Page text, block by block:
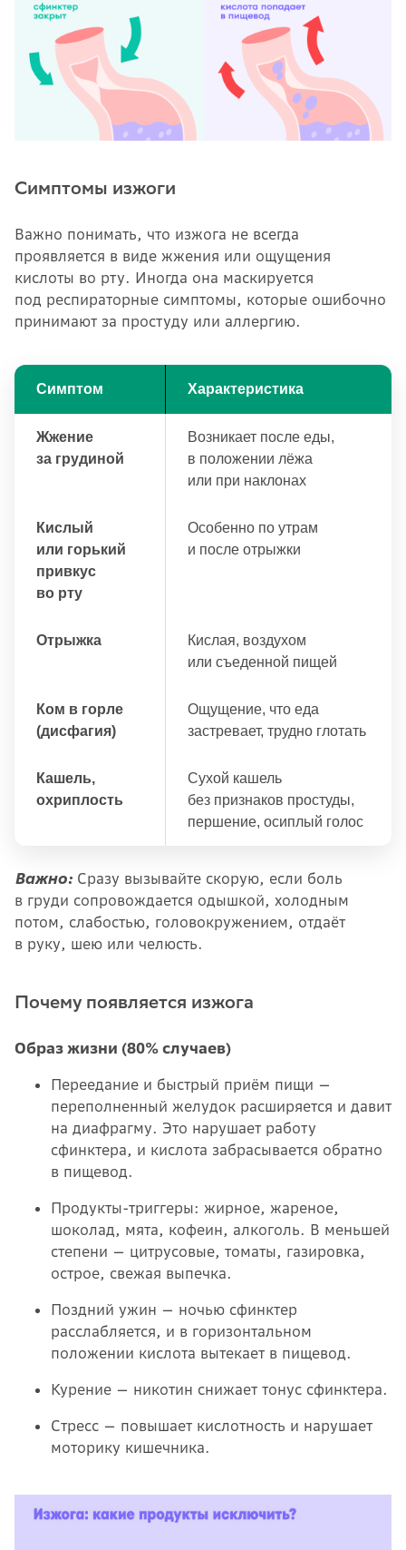
Симптомы изжоги
Важно понимать, что изжога не всегда
проявляется в виде жжения или ощущения
кислоты во рту. Иногда она маскируется
под респираторные симптомы, которые ошибочно
принимают за простуду или аллергию.
Симптом Характеристика
Жжение
за грудиной
Возникает после еды,
в положении лёжа
или при наклонах
Кислый
или горький
привкус
во рту
Особенно по утрам
и после отрыжки
Отрыжка
Кислая, воздухом
или съеденной пищей
Ком в горле
(дисфагия)
Ощущение, что еда
застревает, трудно глотать
Кашель,
охриплость
Сухой кашель
без признаков простуды,
першение, осиплый голос
Важно: Сразу вызывайте скорую, если боль
в груди сопровождается одышкой, холодным
потом, слабостью, головокружением, отдаёт
в руку, шею или челюсть.
Почему появляется изжога
Образ жизни (80% случаев)
Переедание и быстрый приём пищи —
переполненный желудок расширяется и давит
на диафрагму. Это нарушает работу
сфинктера, и кислота забрасывается обратно
в пищевод.
Продукты-триггеры: жирное, жареное,
шоколад, мята, кофеин, алкоголь. В меньшей
степени — цитрусовые, томаты, газировка,
острое, свежая выпечка.
Поздний ужин — ночью сфинктер
расслабляется, и в горизонтальном
положении кислота вытекает в пищевод.
Курение — никотин снижает тонус сфинктера.
Стресс — повышает кислотность и нарушает
моторику кишечника.